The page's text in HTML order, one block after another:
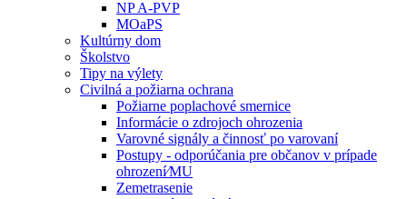
NP A-PVP
MOaPS
Kultúrny dom
Školstvo
Tipy na výlety
Civilná a požiarna ochrana
Požiarne poplachové smernice
Informácie o zdrojoch ohrozenia
Varovné signály a činnosť po varovaní
Postupy - odporúčania pre občanov v prípade
ohrození⁄MU
Zemetrasenie